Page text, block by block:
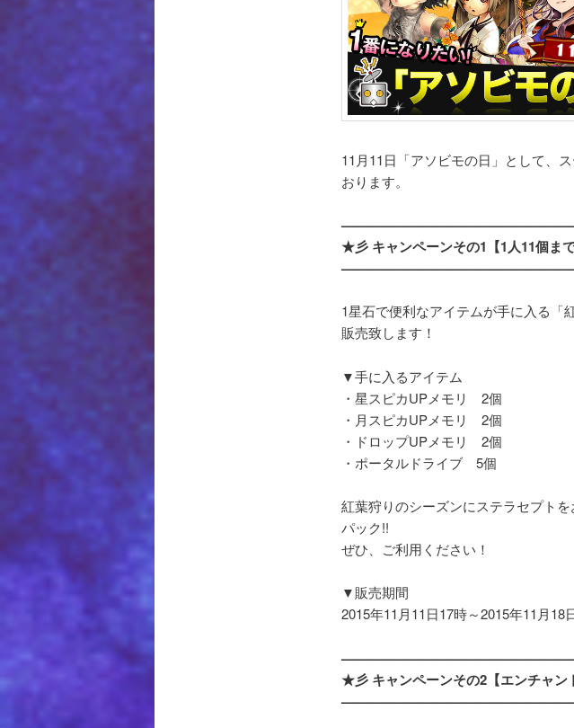
11月11日「アソビモの日」として、
おります。
★彡 キャンペーンその1【1人11個ま
1星石で便利なアイテムが手に入る「
販売致します！
▼手に入るアイテム
・星スピカUPメモリ 2個
・月スピカUPメモリ 2個
・ドロップUPメモリ 2個
・ポータルドライブ 5個
紅葉狩りのシーズンにステラセプト
パック!!
ぜひ、ご利用ください！
▼販売期間
2015年11月11日17時～2015年11月18
★彡 キャンペーンその2【エンチャ